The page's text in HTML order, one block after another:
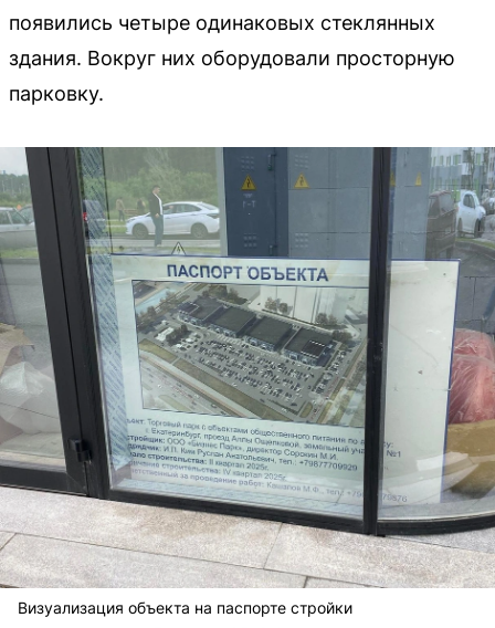
появились четыре одинаковых стеклянных
здания. Вокруг них оборудовали просторную
парковку.
Визуализация объекта на паспорте стройки